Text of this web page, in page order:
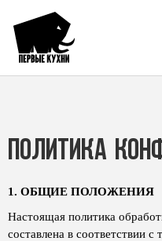
Политика
1. ОБЩИЕ ПОЛОЖЕНИЯ
Настоящая политика
составлена в соответствии